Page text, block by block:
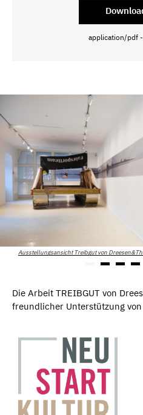
application/pdf
Ausstellungsansicht Treibgut von
Die Arbeit TREIBGUT von
freundlicher Unterstützung